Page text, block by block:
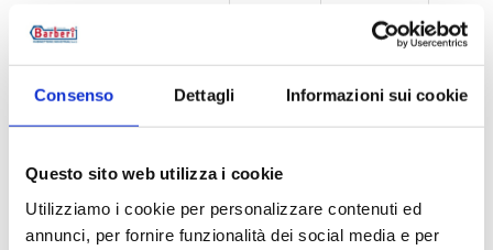
Consenso Dettagli Informazioni sui cookie
Questo sito web utilizza i cookie
Utilizziamo i cookie per personalizzare contenuti ed
annunci, per fornire funzionalità dei social media e per
B4LE15BAP G 1/2 M
Документация